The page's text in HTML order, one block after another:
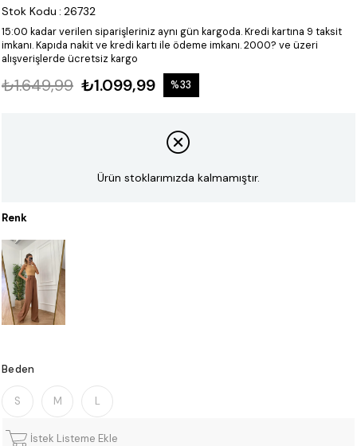
Stok Kodu : 26732
15:00 kadar verilen siparişleriniz aynı gün kargoda.Kredi kartına 9 taksit
imkanı.Kapıda nakit ve kredi kartı ile ödeme imkanı.2000? ve üzeri
alışverişlerde ücretsiz kargo
₺1.649,99 ₺1.099,99 %33
Ürün stoklarımızda kalmamıştır.
Renk
Beden
S M L
İstek Listeme Ekle